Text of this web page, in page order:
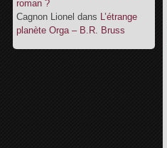
roman ?
Cagnon Lionel dans L’étrange
planète Orga – B.R. Bruss